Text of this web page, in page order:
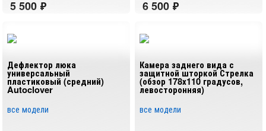
Дефлектор люка
универсальный
пластиковый (средний)
Autoclover
все модели
Камера заднего вида с
защитной шторкой Стрелка
(обзор 178х110 градусов,
левосторонняя)
все модели